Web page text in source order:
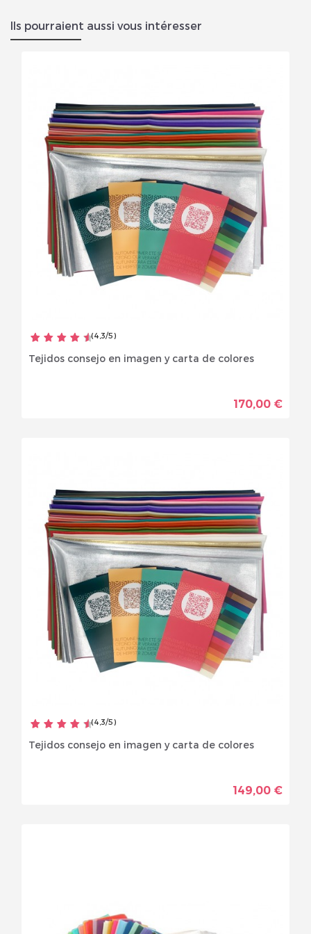
Ils pourraient aussi vous intéresser
(4,3/5)
Tejidos consejo en imagen y carta de colores
170,00 €
(4,3/5)
Tejidos consejo en imagen y carta de colores
149,00 €